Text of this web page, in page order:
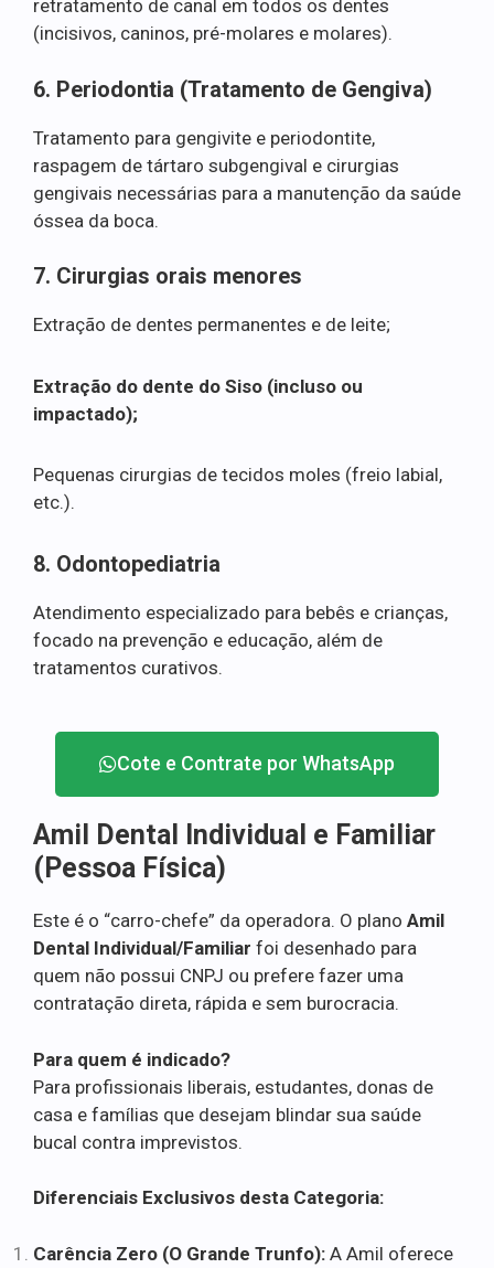
retratamento de canal em todos os dentes
(incisivos, caninos, pré-molares e molares).
6. Periodontia (Tratamento de Gengiva)
Tratamento para gengivite e periodontite,
raspagem de tártaro subgengival e cirurgias
gengivais necessárias para a manutenção da saúde
óssea da boca.
7. Cirurgias orais menores
Extração de dentes permanentes e de leite;
Extração do dente do Siso (incluso ou
impactado);
Pequenas cirurgias de tecidos moles (freio labial,
etc.).
8. Odontopediatria
Atendimento especializado para bebês e crianças,
focado na prevenção e educação, além de
tratamentos curativos.
Cote e Contrate por WhatsApp
Amil Dental Individual e Familiar
(Pessoa Física)
Este é o “carro-chefe” da operadora. O plano Amil
Dental Individual/Familiar foi desenhado para
quem não possui CNPJ ou prefere fazer uma
contratação direta, rápida e sem burocracia.
Para quem é indicado?
Para profissionais liberais, estudantes, donas de
casa e famílias que desejam blindar sua saúde
bucal contra imprevistos.
Diferenciais Exclusivos desta Categoria:
Carência Zero (O Grande Trunfo): A Amil oferece